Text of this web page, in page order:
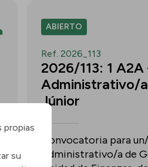
ABIERTO
Ref. 2026_113
2026/113: 1 A2A
Administrativo/
Júnior
Convocatoria para
Administrativo/a de
propias
su